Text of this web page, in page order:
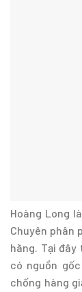
Hoàng Long
Chuyên phân
hãng. Tại
có nguồn
chống hàng